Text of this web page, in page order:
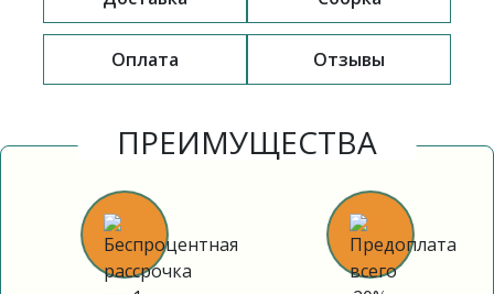
Оплата Отзывы
ПРЕИМУЩЕСТВА